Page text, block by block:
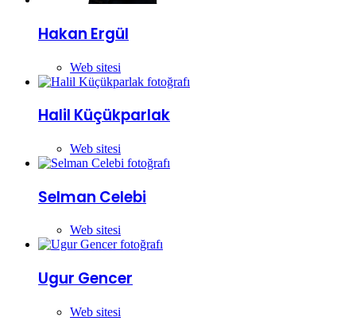
Hakan Ergül
Web sitesi
Halil Küçükparlak
Web sitesi
Selman Celebi
Web sitesi
Ugur Gencer
Web sitesi